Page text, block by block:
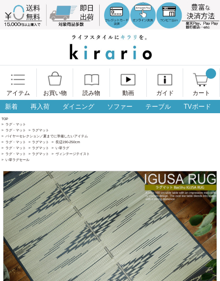
アイテム お買い物 読み物 動画 ガイド カート
新着 再入荷 ダイニング ソファー テーブル TVボード
TOP
> ラグ・マット
> ラグ・マット > ラグマット
> バイヤーセレクション／夏までに準備したいアイテム
> ラグ・マット > ラグマット > 長辺190-250cm
> ラグ・マット > ラグマット > い草ラグ
> ラグ・マット > ラグマット > ヴィンテージテイスト
> い草ラグセール